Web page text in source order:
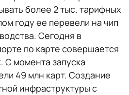
более 2 тыс. тарифных
году ее перевели на чип
Сегодня в
по карте совершается
С момента запуска
49 млн карт. Создание
инфраструктуры с